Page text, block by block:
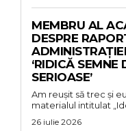
MEMBRU AL
DESPRE
‘RIDICĂ SEMNE
SERIOASE’
Am reușit să trec și
materialul intitulat
26 iulie 2026